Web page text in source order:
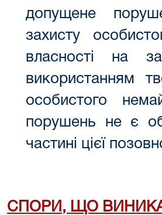
допущене
захисту
власності на
використанням
особистого
порушень не є
частині цієї
СПОРИ, ЩО